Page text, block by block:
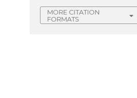
MORE CITATION
FORMATS